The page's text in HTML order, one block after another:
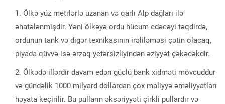
Ölkə yüz metrlərlə uzanan və qarlı Alp dağları ilə
əhatələnmişdir. Yəni ölkəyə ordu hücum edəcəyi təqdirdə,
ordunun tank və digər texnikasının irəliləməsi çətin olacaq,
piyada qüvvə isə ərzaq yetərsizliyindən əziyyət çəkəcəkdir.
Ölkədə illərdir davam edən güclü bank xidməti mövcuddur
və gündəlik 1000 milyard dollardan çox maliyyə əməliyyatları
həyata keçirilir. Bu pulların əksəriyyəti çirkli pullardır və